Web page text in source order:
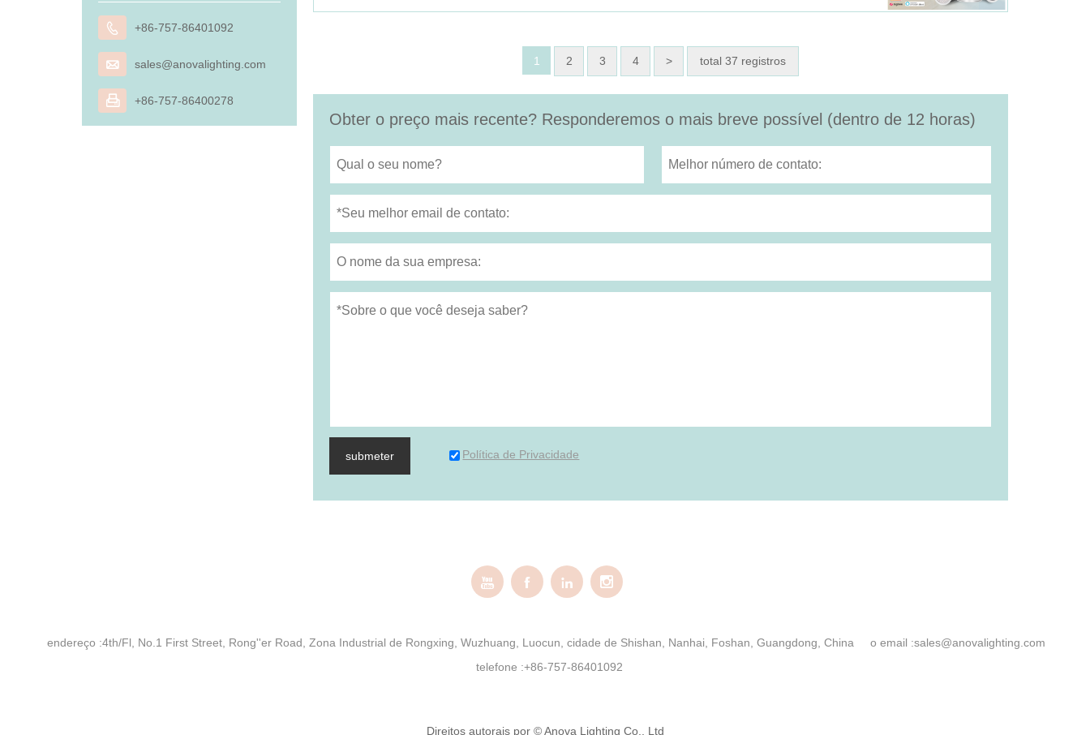
 +86-757-86401092
 sales@anovalighting.com
 +86-757-86400278
1 2 3 4 > total 37 registros
Obter o preço mais recente? Responderemos o mais breve possível (dentro de 12 horas)
submeter Política de Privacidade
   
endereço :4th/Fl, No.1 First Street, Rong''er Road, Zona Industrial de Rongxing, Wuzhuang, Luocun, cidade de Shishan, Nanhai, Foshan, Guangdong, China o email :sales@anovalighting.com
telefone :+86-757-86401092
Direitos autorais por © Anova Lighting Co., Ltd